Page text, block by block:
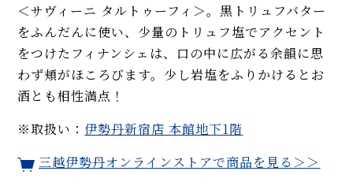
＜サヴィーニ タルトゥーフィ＞。黒トリュフバター
をふんだんに使い、少量のトリュフ塩でアクセント
をつけたフィナンシェは、口の中に広がる余韻に思
わず頬がほころびます。少し岩塩をふりかけるとお
酒とも相性満点！
※取扱い： 伊勢丹新宿店 本館地下1階
三越伊勢丹オンラインストアで商品を見る＞＞